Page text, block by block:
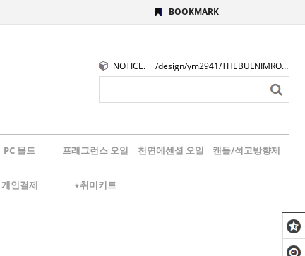
BOOKMARK
NOTICE. /design/ym2941/THEBULNIMROGO.png
PC 몰드 프래그런스 오일 천연에센셜 오일 캔들/석고방향제
개인결제 ★취미키트